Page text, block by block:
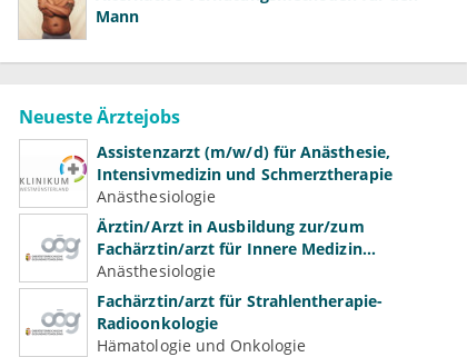
Mann
Neueste Ärztejobs
Assistenzarzt (m/w/d) für Anästhesie,
Intensivmedizin und Schmerztherapie
Anästhesiologie
Ärztin/Arzt in Ausbildung zur/zum
Fachärztin/arzt für Innere Medizin
(Kardiologie, Nephrologie, Intensivmedizin)
Anästhesiologie
Fachärztin/arzt für Strahlentherapie-
Radioonkologie
Hämatologie und Onkologie